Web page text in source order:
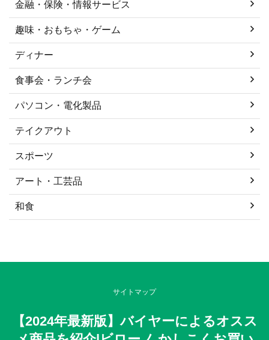
金融・保険・情報サービス
趣味・おもちゃ・ゲーム
ディナー
食事会・ランチ会
パソコン・電化製品
テイクアウト
スポーツ
アート・工芸品
和食
サイトマップ
【2024年最新版】バイヤーによるオスス